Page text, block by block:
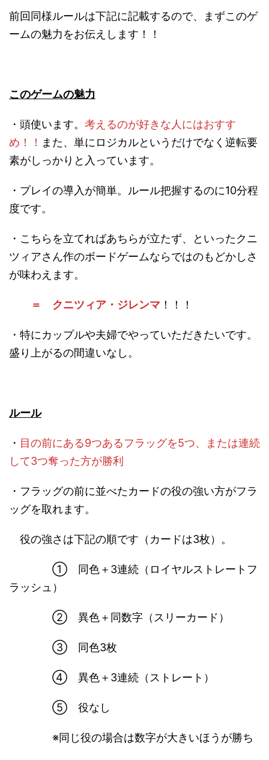
前回同様ルールは下記に記載するので、まずこのゲ
ームの魅力をお伝えします！！
このゲームの魅力
・頭使います。 考えるのが好きな人にはおすす
め！！ また、単にロジカルというだけでなく逆転要
素がしっかりと入っています。
・プレイの導入が簡単。ルール把握するのに10分程
度です。
・こちらを立てればあちらが立たず、といったクニ
ツィアさん作のボードゲームならではのもどかしさ
が味わえます。
＝ クニツィア・ジレンマ ！！！
・特にカップルや夫婦でやっていただきたいです。
盛り上がるの間違いなし。
ルール
・ 目の前にある9つあるフラッグを5つ、または連続
して3つ奪った方が勝利
・フラッグの前に並べたカードの役の強い方がフラ
ッグを取れます。
役の強さは下記の順です（カードは3枚）。
① 同色＋3連続（ロイヤルストレートフ
ラッシュ）
② 異色＋同数字（スリーカード）
③ 同色3枚
④ 異色＋3連続（ストレート）
⑤ 役なし
※同じ役の場合は数字が大きいほうが勝ち